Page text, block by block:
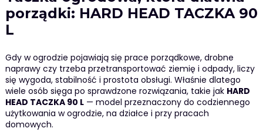
porządki: HARD HEAD TACZKA 90
L
Gdy w ogrodzie pojawiają się prace porządkowe, drobne
naprawy czy trzeba przetransportować ziemię i odpady, liczy
się wygoda, stabilność i prostota obsługi. Właśnie dlatego
wiele osób sięga po sprawdzone rozwiązania, takie jak HARD
HEAD TACZKA 90 L— model przeznaczony do codziennego
użytkowania w ogrodzie, na działce i przy pracach
domowych.